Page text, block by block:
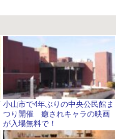
小山市で4年ぶりの中央公民館ま
つり開催 癒されキャラの映画
が入場無料で！